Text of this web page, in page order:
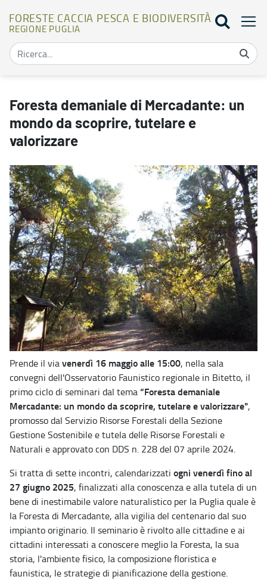
FORESTE CACCIA PESCA E BIODIVERSITÀ
REGIONE PUGLIA
Foresta demaniale di Mercadante: un
mondo da scoprire, tutelare e
valorizzare
Prende il viavenerdì 16 maggio alle 15:00, nella sala
convegni dell'Osservatorio Faunistico regionale in Bitetto, il
primo ciclo di seminari dal tema“Foresta demaniale
Mercadante: un mondo da scoprire, tutelare e valorizzare",
promosso dal Servizio Risorse Forestali della Sezione
Gestione Sostenibile e tutela delle Risorse Forestali e
Naturali e approvato con DDS n. 228 del 07 aprile 2024.
Si tratta di sette incontri, calendarizzati ogni venerdì fino al
27 giugno 2025, finalizzati alla conoscenza e alla tutela di un
bene di inestimabile valore naturalistico per la Puglia quale è
la Foresta di Mercadante, alla vigilia del centenario dal suo
impianto originario. Il seminario è rivolto alle cittadine e ai
cittadini interessati a conoscere meglio la Foresta, la sua
storia, l'ambiente fisico, la composizione floristica e
faunistica, le strategie di pianificazione della gestione.